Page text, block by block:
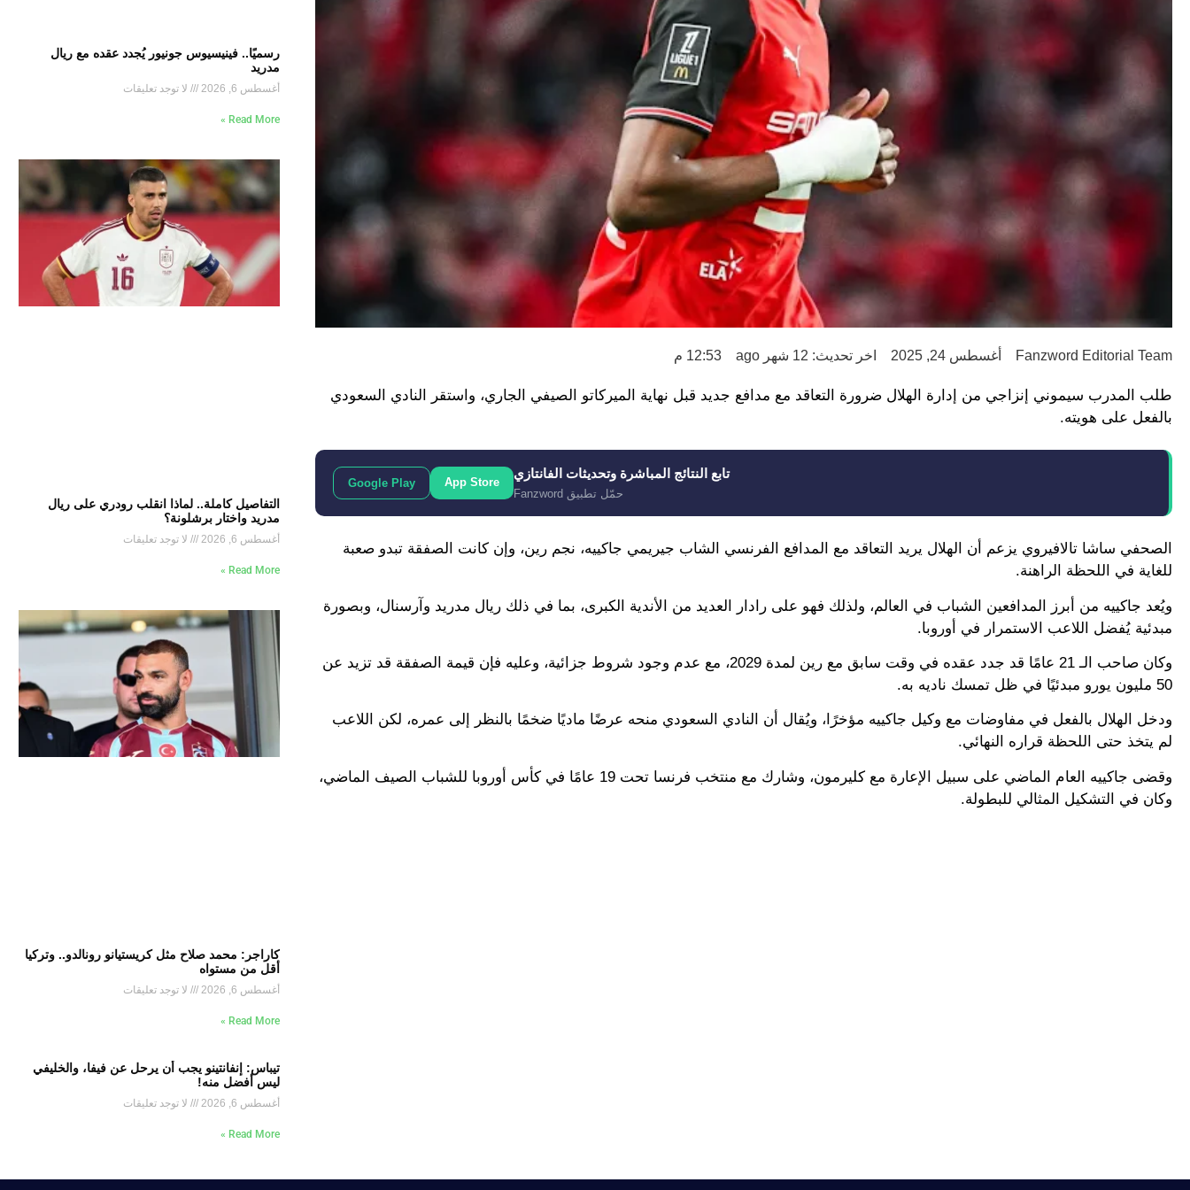
Fanzword Editorial Team أغسطس 24, 2025 اخر تحديث: 12 شهر ago 12:53 م
طلب المدرب سيموني إنزاجي من إدارة الهلال ضرورة التعاقد مع مدافع جديد قبل نهاية الميركاتو الصيفي الجاري، واستقر النادي السعودي
بالفعل على هويته.
تابع النتائج المباشرة وتحديثات الفانتازي
حمّل تطبيق Fanzword
App Store
Google Play
الصحفي ساشا تالافيروي يزعم أن الهلال يريد التعاقد مع المدافع الفرنسي الشاب جيريمي جاكييه، نجم رين، وإن كانت الصفقة تبدو صعبة
للغاية في اللحظة الراهنة.
ويُعد جاكييه من أبرز المدافعين الشباب في العالم، ولذلك فهو على رادار العديد من الأندية الكبرى، بما في ذلك ريال مدريد وآرسنال، وبصورة
مبدئية يُفضل اللاعب الاستمرار في أوروبا.
وكان صاحب الـ 21 عامًا قد جدد عقده في وقت سابق مع رين لمدة 2029، مع عدم وجود شروط جزائية، وعليه فإن قيمة الصفقة قد تزيد عن
50 مليون يورو مبدئيًا في ظل تمسك ناديه به.
ودخل الهلال بالفعل في مفاوضات مع وكيل جاكييه مؤخرًا، ويُقال أن النادي السعودي منحه عرضًا ماديًا ضخمًا بالنظر إلى عمره، لكن اللاعب
لم يتخذ حتى اللحظة قراره النهائي.
وقضى جاكييه العام الماضي على سبيل الإعارة مع كليرمون، وشارك مع منتخب فرنسا تحت 19 عامًا في كأس أوروبا للشباب الصيف الماضي،
وكان في التشكيل المثالي للبطولة.
رسميًا.. فينيسيوس جونيور يُجدد عقده مع ريال
مدريد
أغسطس 6, 2026 لا توجد تعليقات
Read More »
التفاصيل كاملة.. لماذا انقلب رودري على ريال
مدريد واختار برشلونة؟
أغسطس 6, 2026 لا توجد تعليقات
Read More »
كاراجر: محمد صلاح مثل كريستيانو رونالدو.. وتركيا
أقل من مستواه
أغسطس 6, 2026 لا توجد تعليقات
Read More »
تيباس: إنفانتينو يجب أن يرحل عن فيفا، والخليفي
ليس أفضل منه!
أغسطس 6, 2026 لا توجد تعليقات
Read More »